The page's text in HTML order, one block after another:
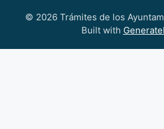
© 2026 Trámites de los
Built with